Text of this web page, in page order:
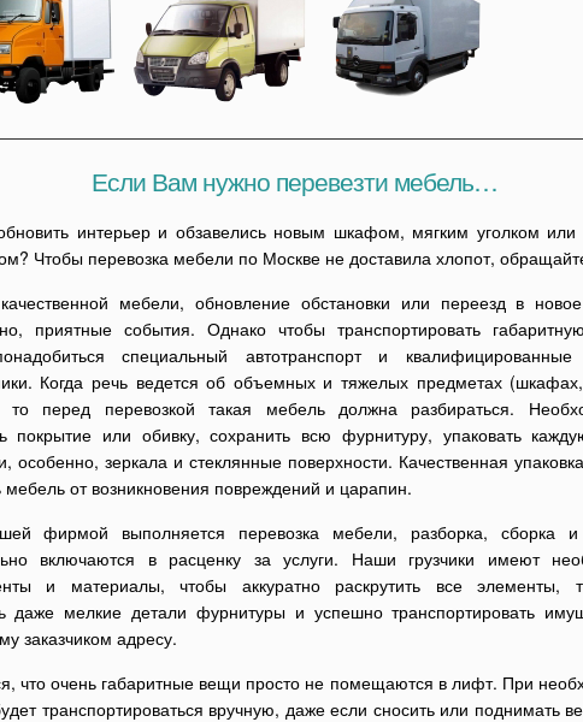
Если Вам нужно перевезти мебель…
интерьер и обзавелись новым шкафом, мягким уголком или
Чтобы перевозка мебели по Москве не доставила хлопот,
мебели, обновление обстановки или переезд в
приятные события. Однако чтобы транспортировать
специальный автотранспорт и квалифицированные
Когда речь ведется об объемных и тяжелых предметах
то перед перевозкой такая мебель должна разбираться.
покрытие или обивку, сохранить всю фурнитуру, упаковать
особенно, зеркала и стеклянные поверхности. Качественная
мебель от возникновения повреждений и царапин.
фирмой выполняется перевозка мебели, разборка, сборка и
включаются в расценку за услуги. Наши грузчики имеют
и материалы, чтобы аккуратно раскрутить все элементы,
даже мелкие детали фурнитуры и успешно транспортировать
заказчиком адресу.
что очень габаритные вещи просто не помещаются в лифт. При
транспортироваться вручную, даже если сносить или поднимать